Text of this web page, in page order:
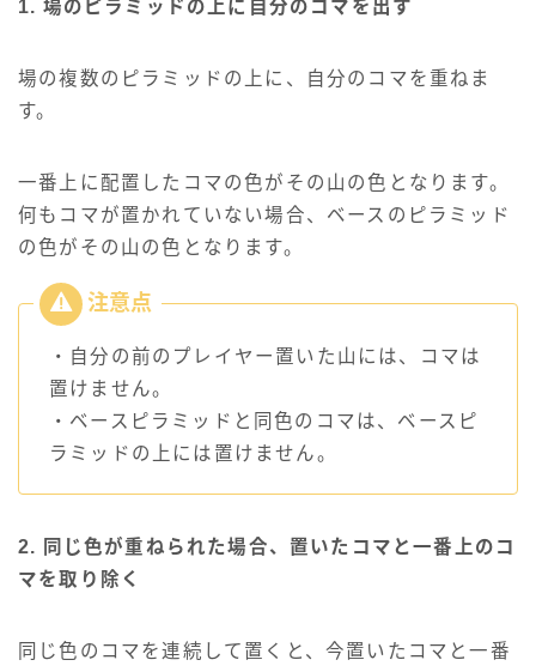
1. 場のピラミッドの上に自分のコマを出す
場の複数のピラミッドの上に、自分のコマを重ねま
す。
一番上に配置したコマの色がその山の色となります。
何もコマが置かれていない場合、ベースのピラミッド
の色がその山の色となります。
・自分の前のプレイヤー置いた山には、コマは
置けません。
・ベースピラミッドと同色のコマは、ベースピ
ラミッドの上には置けません。
2. 同じ色が重ねられた場合、置いたコマと一番上のコ
マを取り除く
同じ色のコマを連続して置くと、今置いたコマと一番